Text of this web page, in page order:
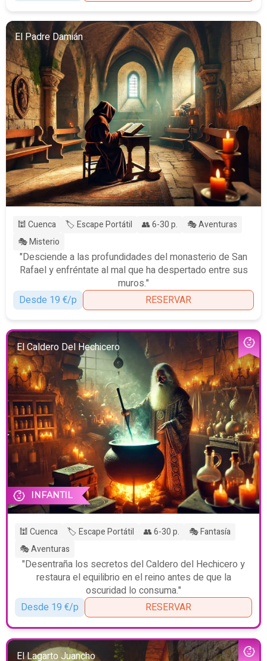
El Padre Damián
🕍 Cuenca 🏷️ Escape Portátil 👥 6-30 p.
🎭 Aventuras
🎭 Misterio
"Desciende a las profundidades del monasterio de San
Rafael y enfréntate al mal que ha despertado entre sus
muros."
Desde 19 €/p
RESERVAR
El Caldero Del Hechicero
INFANTIL
🕍 Cuenca 🏷️ Escape Portátil 👥 6-30 p.
🎭 Fantasía
🎭 Aventuras
"Desentraña los secretos del Caldero del Hechicero y
restaura el equilibrio en el reino antes de que la
oscuridad lo consuma."
Desde 19 €/p
RESERVAR
El Lagarto Juancho